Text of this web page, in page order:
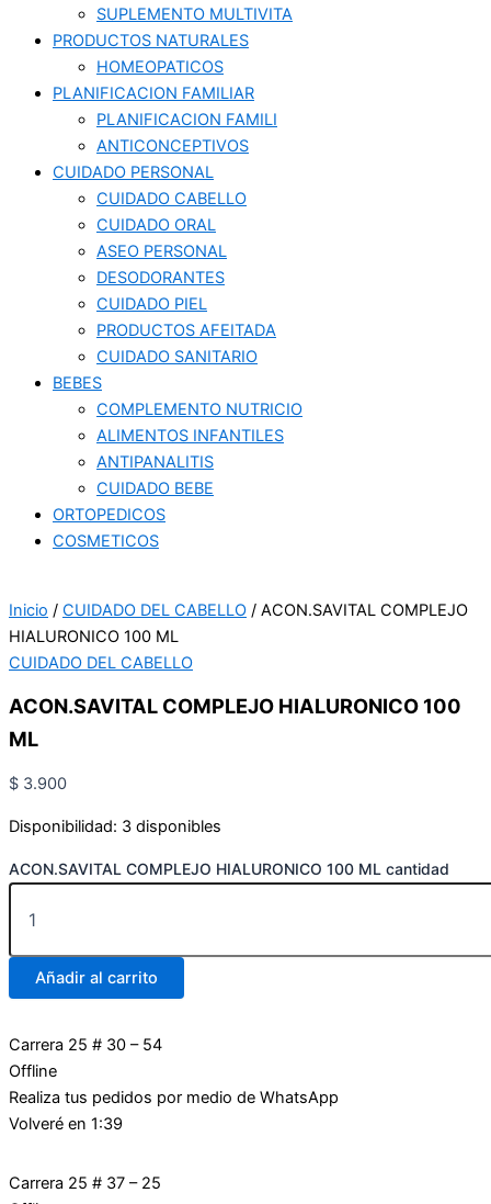
SUPLEMENTO MULTIVITA
PRODUCTOS NATURALES
HOMEOPATICOS
PLANIFICACION FAMILIAR
PLANIFICACION FAMILI
ANTICONCEPTIVOS
CUIDADO PERSONAL
CUIDADO CABELLO
CUIDADO ORAL
ASEO PERSONAL
DESODORANTES
CUIDADO PIEL
PRODUCTOS AFEITADA
CUIDADO SANITARIO
BEBES
COMPLEMENTO NUTRICIO
ALIMENTOS INFANTILES
ANTIPANALITIS
CUIDADO BEBE
ORTOPEDICOS
COSMETICOS
Inicio / CUIDADO DEL CABELLO / ACON.SAVITAL COMPLEJO
HIALURONICO 100 ML
CUIDADO DEL CABELLO
ACON.SAVITAL COMPLEJO HIALURONICO 100
ML
$ 3.900
Disponibilidad: 3 disponibles
ACON.SAVITAL COMPLEJO HIALURONICO 100 ML cantidad
Añadir al carrito
Carrera 25 # 30 – 54
Offline
Realiza tus pedidos por medio de WhatsApp
Volveré en 1:39
Carrera 25 # 37 – 25